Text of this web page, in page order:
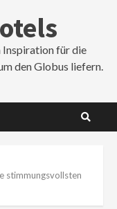
Inspiration für die
den Globus liefern.
stimmungsvollsten